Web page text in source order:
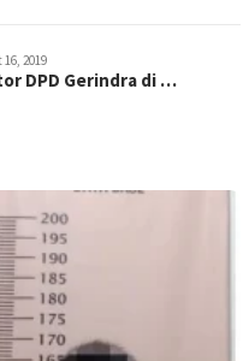
16, 2019
DPD Gerindra di …